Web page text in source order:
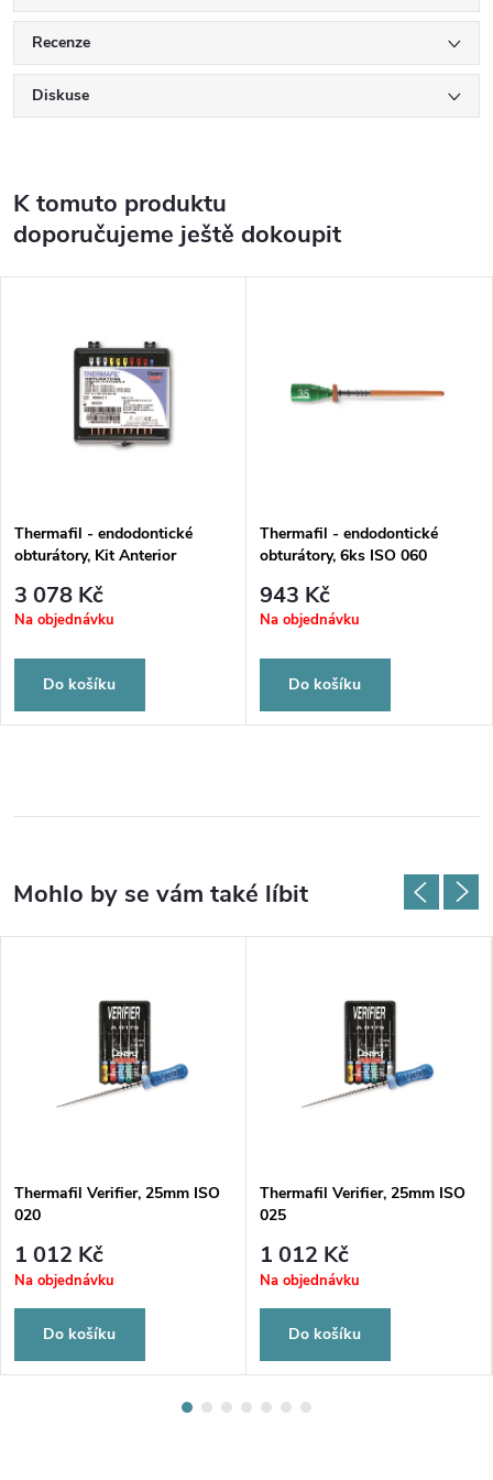
Recenze
Diskuse
K tomuto produktu
doporučujeme ještě dokoupit
Thermafil - endodontické
obturátory, Kit Anterior
3 078 Kč
Na objednávku
Do košíku
Thermafil - endodontické
obturátory, 6ks ISO 060
943 Kč
Na objednávku
Do košíku
Thermafil Verifier, 25mm ISO
020
1 012 Kč
Na objednávku
Do košíku
Thermafil Verifier, 25mm ISO
025
1 012 Kč
Na objednávku
Do košíku